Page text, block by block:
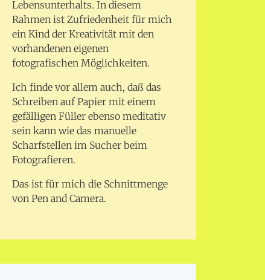
Lebensunterhalts. In diesem
Rahmen ist Zufriedenheit für mich
ein Kind der Kreativität mit den
vorhandenen eigenen
fotografischen Möglichkeiten.
Ich finde vor allem auch, daß das
Schreiben auf Papier mit einem
gefälligen Füller ebenso meditativ
sein kann wie das manuelle
Scharfstellen im Sucher beim
Fotografieren.
Das ist für mich die Schnittmenge
von Pen and Camera.